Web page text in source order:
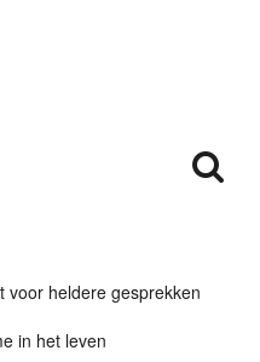
voor heldere gesprekken
in het leven